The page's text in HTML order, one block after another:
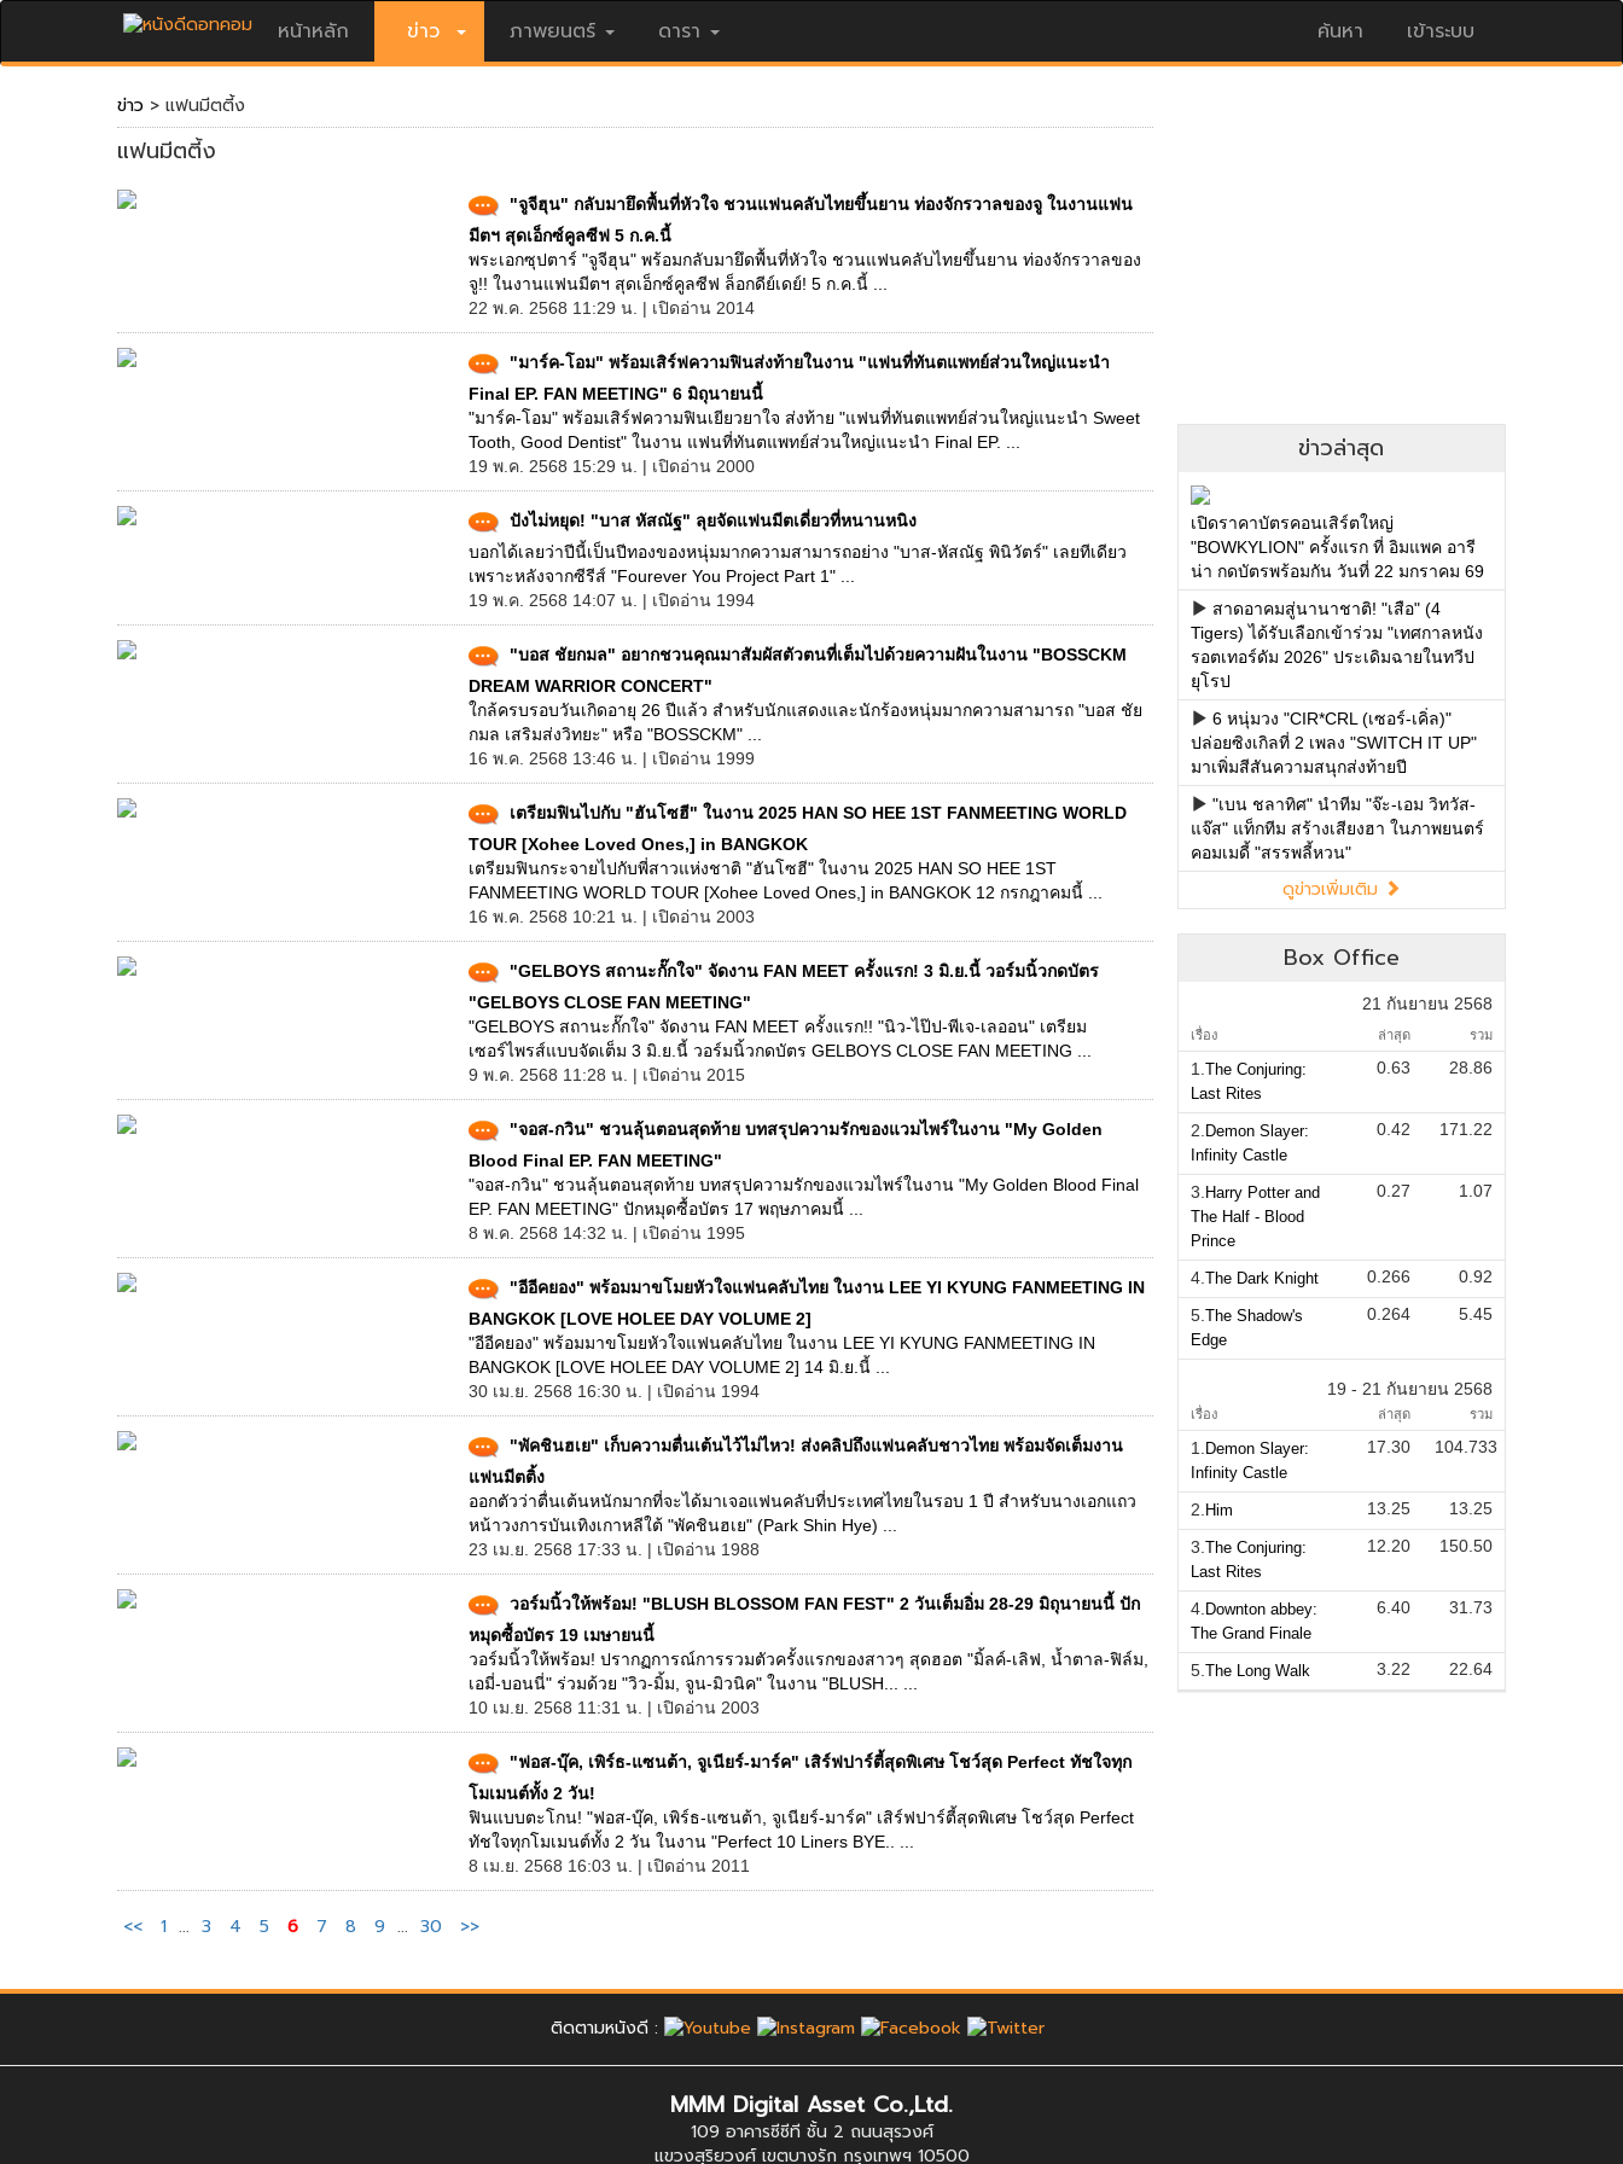
หน้าหลัก ข่าว ภาพยนตร์ ดารา ค้นหา เข้าระบบ
ข่าว > แฟนมีตตี้ง
แฟนมีตตี้ง
"จูจีฮุน" กลับมายึดพื้นที่หัวใจ ชวนแฟนคลับไทยขึ้นยาน ท่องจักรวาลของจู ในงานแฟน
มีตฯ สุดเอ็กซ์คูลซีฟ 5 ก.ค.นี้
พระเอกซุปตาร์ "จูจีฮุน" พร้อมกลับมายึดพื้นที่หัวใจ ชวนแฟนคลับไทยขึ้นยาน ท่องจักรวาลของ
จู!! ในงานแฟนมีตฯ สุดเอ็กซ์คูลซีฟ ล็อกดีย์เดย์! 5 ก.ค.นี้ ...
22 พ.ค. 2568 11:29 น. | เปิดอ่าน 2014
"มาร์ค-โอม" พร้อมเสิร์ฟความฟินส่งท้ายในงาน "แฟนที่ทันตแพทย์ส่วนใหญ่แนะนำ
Final EP. FAN MEETING" 6 มิถุนายนนี้
"มาร์ค-โอม" พร้อมเสิร์ฟความฟินเยียวยาใจ ส่งท้าย "แฟนที่ทันตแพทย์ส่วนใหญ่แนะนำ Sweet
Tooth, Good Dentist" ในงาน แฟนที่ทันตแพทย์ส่วนใหญ่แนะนำ Final EP. ...
19 พ.ค. 2568 15:29 น. | เปิดอ่าน 2000
ปังไม่หยุด! "บาส หัสณัฐ" ลุยจัดแฟนมีตเดี่ยวที่หนานหนิง
บอกได้เลยว่าปีนี้เป็นปีทองของหนุ่มมากความสามารถอย่าง "บาส-หัสณัฐ พินิวัตร์" เลยทีเดียว
เพราะหลังจากซีรีส์ "Fourever You Project Part 1" ...
19 พ.ค. 2568 14:07 น. | เปิดอ่าน 1994
"บอส ชัยกมล" อยากชวนคุณมาสัมผัสตัวตนที่เต็มไปด้วยความฝันในงาน "BOSSCKM
DREAM WARRIOR CONCERT"
ใกล้ครบรอบวันเกิดอายุ 26 ปีแล้ว สำหรับนักแสดงและนักร้องหนุ่มมากความสามารถ "บอส ชัย
กมล เสริมส่งวิทยะ" หรือ "BOSSCKM" ...
16 พ.ค. 2568 13:46 น. | เปิดอ่าน 1999
เตรียมฟินไปกับ "ฮันโซฮี" ในงาน 2025 HAN SO HEE 1ST FANMEETING WORLD
TOUR [Xohee Loved Ones,] in BANGKOK
เตรียมฟินกระจายไปกับพี่สาวแห่งชาติ "ฮันโซฮี" ในงาน 2025 HAN SO HEE 1ST
FANMEETING WORLD TOUR [Xohee Loved Ones,] in BANGKOK 12 กรกฎาคมนี้ ...
16 พ.ค. 2568 10:21 น. | เปิดอ่าน 2003
"GELBOYS สถานะกั๊กใจ" จัดงาน FAN MEET ครั้งแรก! 3 มิ.ย.นี้ วอร์มนิ้วกดบัตร
"GELBOYS CLOSE FAN MEETING"
"GELBOYS สถานะกั๊กใจ" จัดงาน FAN MEET ครั้งแรก!! "นิว-ไป๊ป-พีเจ-เลออน" เตรียม
เซอร์ไพรส์แบบจัดเต็ม 3 มิ.ย.นี้ วอร์มนิ้วกดบัตร GELBOYS CLOSE FAN MEETING ...
9 พ.ค. 2568 11:28 น. | เปิดอ่าน 2015
"จอส-กวิน" ชวนลุ้นตอนสุดท้าย บทสรุปความรักของแวมไพร์ในงาน "My Golden
Blood Final EP. FAN MEETING"
"จอส-กวิน" ชวนลุ้นตอนสุดท้าย บทสรุปความรักของแวมไพร์ในงาน "My Golden Blood Final
EP. FAN MEETING" ปักหมุดซื้อบัตร 17 พฤษภาคมนี้ ...
8 พ.ค. 2568 14:32 น. | เปิดอ่าน 1995
"อีอีคยอง" พร้อมมาขโมยหัวใจแฟนคลับไทย ในงาน LEE YI KYUNG FANMEETING IN
BANGKOK [LOVE HOLEE DAY VOLUME 2]
"อีอีคยอง" พร้อมมาขโมยหัวใจแฟนคลับไทย ในงาน LEE YI KYUNG FANMEETING IN
BANGKOK [LOVE HOLEE DAY VOLUME 2] 14 มิ.ย.นี้ ...
30 เม.ย. 2568 16:30 น. | เปิดอ่าน 1994
"พัคชินฮเย" เก็บความตื่นเต้นไว้ไม่ไหว! ส่งคลิปถึงแฟนคลับชาวไทย พร้อมจัดเต็มงาน
แฟนมีตติ้ง
ออกตัวว่าตื่นเต้นหนักมากที่จะได้มาเจอแฟนคลับที่ประเทศไทยในรอบ 1 ปี สำหรับนางเอกแถว
หน้าวงการบันเทิงเกาหลีใต้ "พัคชินฮเย" (Park Shin Hye) ...
23 เม.ย. 2568 17:33 น. | เปิดอ่าน 1988
วอร์มนิ้วให้พร้อม! "BLUSH BLOSSOM FAN FEST" 2 วันเต็มอิ่ม 28-29 มิถุนายนนี้ ปัก
หมุดซื้อบัตร 19 เมษายนนี้
วอร์มนิ้วให้พร้อม! ปรากฏการณ์การรวมตัวครั้งแรกของสาวๆ สุดฮอต "มิ้ลค์-เลิฟ, น้ำตาล-ฟิล์ม,
เอมี่-บอนนี่" ร่วมด้วย "วิว-มิ้ม, จูน-มิวนิค" ในงาน "BLUSH... ...
10 เม.ย. 2568 11:31 น. | เปิดอ่าน 2003
"ฟอส-บุ๊ค, เพิร์ธ-แซนต้า, จูเนียร์-มาร์ค" เสิร์ฟปาร์ตี้สุดพิเศษ โชว์สุด Perfect ทัชใจทุก
โมเมนต์ทั้ง 2 วัน!
ฟินแบบตะโกน! "ฟอส-บุ๊ค, เพิร์ธ-แซนต้า, จูเนียร์-มาร์ค" เสิร์ฟปาร์ตี้สุดพิเศษ โชว์สุด Perfect
ทัชใจทุกโมเมนต์ทั้ง 2 วัน ในงาน "Perfect 10 Liners BYE.. ...
8 เม.ย. 2568 16:03 น. | เปิดอ่าน 2011
<< 1 ... 3 4 5 6 7 8 9 ... 30 >>
ข่าวล่าสุด
เปิดราคาบัตรคอนเสิร์ตใหญ่
"BOWKYLION" ครั้งแรก ที่ อิมแพค อารี
น่า กดบัตรพร้อมกัน วันที่ 22 มกราคม 69
สาดอาคมสู่นานาชาติ! "เสือ" (4
Tigers) ได้รับเลือกเข้าร่วม "เทศกาลหนัง
รอตเทอร์ดัม 2026" ประเดิมฉายในทวีป
ยุโรป
6 หนุ่มวง "CIR*CRL (เซอร์-เคิ่ล)"
ปล่อยซิงเกิลที่ 2 เพลง "SWITCH IT UP"
มาเพิ่มสีสันความสนุกส่งท้ายปี
"เบน ชลาทิศ" นำทีม "จ๊ะ-เอม วิทวัส-
แจ๊ส" แท็กทีม สร้างเสียงฮา ในภาพยนตร์
คอมเมดี้ "สรรพลี้หวน"
ดูข่าวเพิ่มเติม
Box Office
21 กันยายน 2568
เรื่อง ล่าสุด รวม
1. The Conjuring:
Last Rites
0.63 28.86
2. Demon Slayer:
Infinity Castle
0.42 171.22
3. Harry Potter and
The Half - Blood
Prince
0.27 1.07
4. The Dark Knight 0.266
0.92
5. The Shadow's
Edge
0.264 5.45
19 - 21 กันยายน 2568
เรื่อง ล่าสุด รวม
1. Demon Slayer:
Infinity Castle
17.30 104.733
2. Him 13.25
13.25
3. The Conjuring:
Last Rites
12.20 150.50
4. Downton abbey:
The Grand Finale
6.40 31.73
5. The Long Walk 3.22 22.64
ติดตามหนังดี :
MMM Digital Asset Co.,Ltd.
109 อาคารซีซีที ชั้น 2 ถนนสุรวงศ์
แขวงสุริยวงศ์ เขตบางรัก กรุงเทพฯ 10500